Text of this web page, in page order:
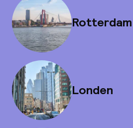
Rotterdam
Londen